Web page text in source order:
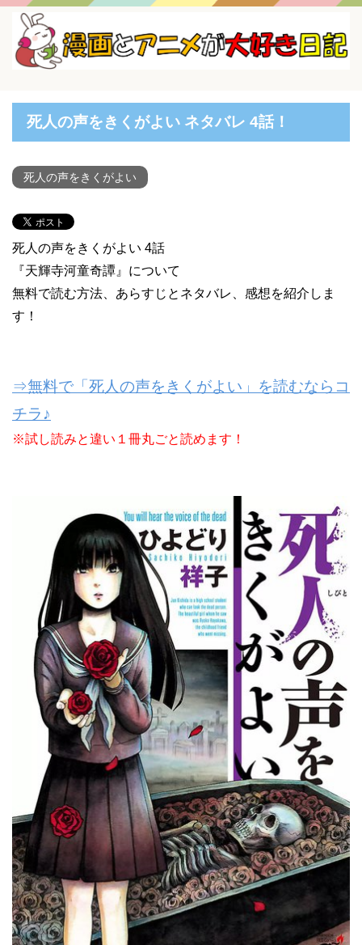
死人の声をきくがよい ネタバレ 4話！
死人の声をきくがよい
死人の声をきくがよい 4話
『天輝寺河童奇譚』について
無料で読む方法、あらすじとネタバレ、感想を紹介しま
す！
⇒無料で「死人の声をきくがよい」を読むならコ
チラ♪
※試し読みと違い１冊丸ごと読めます！